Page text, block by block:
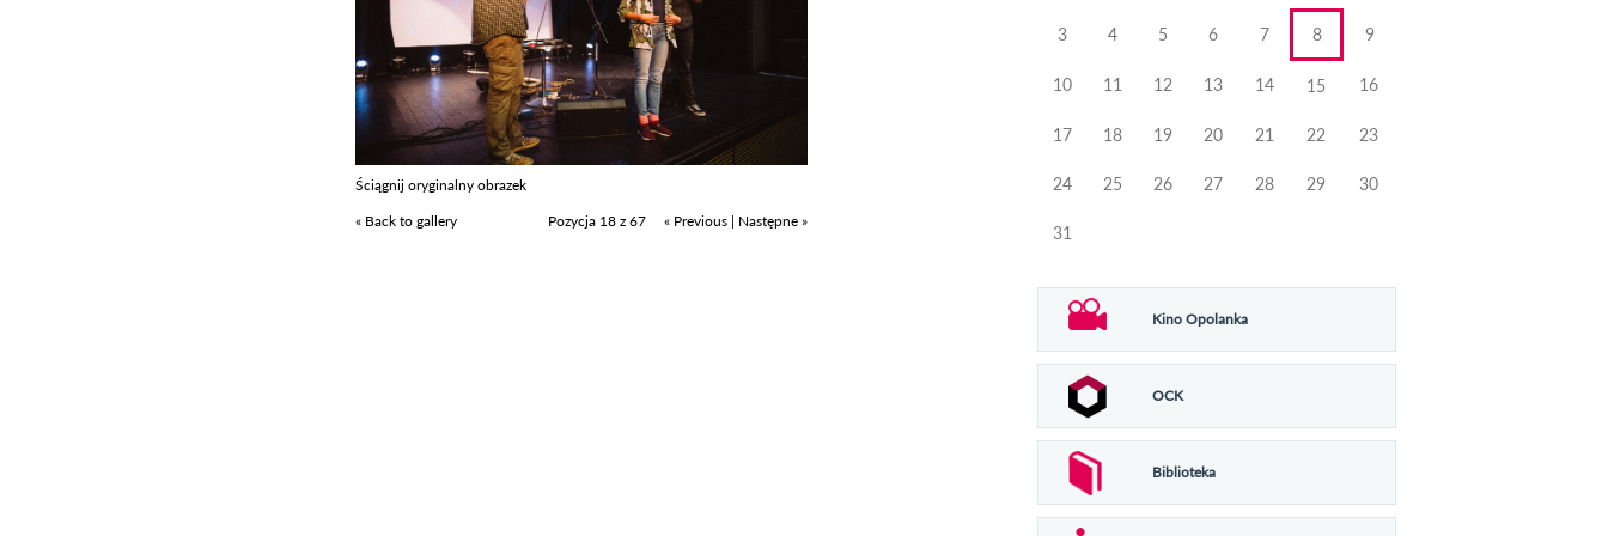
Ściągnij oryginalny obrazek
« Back to gallery
Pozycja 18 z 67 « Previous | Następne »
3 4 5 6 7 8 9
10 11 12 13 14 15 16
17 18 19 20 21 22 23
24 25 26 27 28 29 30
31
Kino Opolanka
OCK
Biblioteka